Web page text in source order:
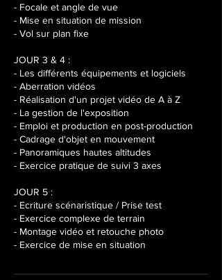
- Focale et angle de vue
- Mise en situation de mission
- Vol sur plan fixe
JOUR 3 & 4 :
- Les différents équipements et logiciels
- Aberration vidéos
- Réalisation d'un projet vidéo de A à Z
- La gestion de l'exposition
- Emploi et production en post-production
- Cadrage d'objet en mouvement
- Panoramiques hautes altitudes
- Exercice pratique de suivi 3 axes
JOUR 5 :
- Ecriture scénaristique / Prise test
- Exercice complexe de terrain
- Montage vidéo et retouche photo
- Exercice de mise en situation